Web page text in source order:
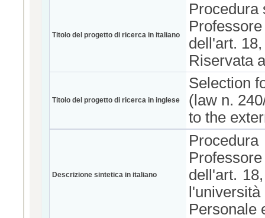
Titolo del progetto di ricerca in italiano
Procedura
dell'art.
Riservata
Titolo del progetto di ricerca in inglese
Selection
(law n.
to the
Descrizione sintetica in italiano
dell'art.
Personale